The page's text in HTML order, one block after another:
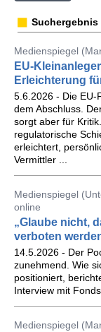
Suchergebnis
Medienspiegel
EU-
Erleichterung
5.6.2026 - Die EU-
dem Abschluss.
sorgt aber für
regulatorische
erleichtert,
Vermittler ...
Medienspiegel
online
„Glaube nicht,
verboten
14.5.2026 - Der
zunehmend. Wie
positioniert,
Interview mit
Medienspiegel